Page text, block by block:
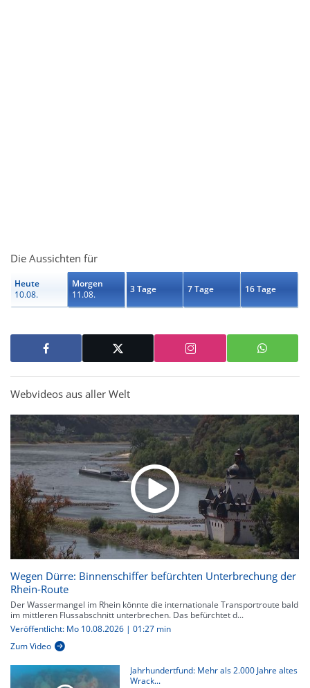
Die Aussichten für
Heute
10.08.
Morgen
11.08.
3 Tage 7 Tage 16 Tage
Webvideos aus aller Welt
Wegen Dürre: Binnenschiffer befürchten Unterbrechung der
Rhein-Route
Der Wassermangel im Rhein könnte die internationale Transportroute bald
im mittleren Flussabschnitt unterbrechen. Das befürchtet d...
Veröffentlicht: Mo 10.08.2026 | 01:27 min
Zum Video
Jahrhundertfund: Mehr als 2.000 Jahre altes
Wrack...